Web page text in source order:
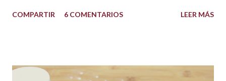
USOS: Siempre que hacemos una torta cubierta
porque el producto estaba muy seco al salir del horno o
COMPARTIR 6 COMENTARIOS LEER MÁS